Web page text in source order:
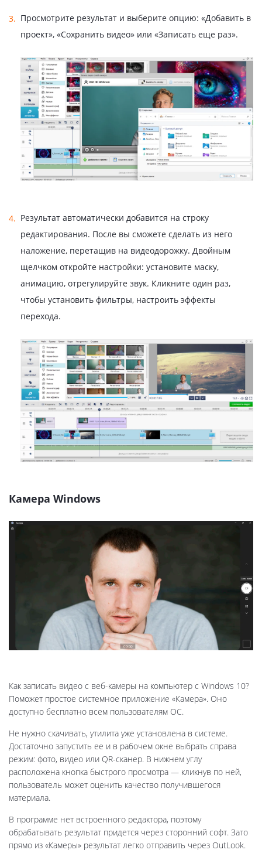
Просмотрите результат и выберите опцию: «Добавить в
проект», «Сохранить видео» или «Записать еще раз».
Результат автоматически добавится на строку
редактирования. После вы сможете сделать из него
наложение, перетащив на видеодорожку. Двойным
щелчком откройте настройки: установите маску,
анимацию, отрегулируйте звук. Кликните один раз,
чтобы установить фильтры, настроить эффекты
перехода.
Камера Windows
Как записать видео с веб-камеры на компьютер с Windows 10?
Поможет простое системное приложение «Камера». Оно
доступно бесплатно всем пользователям ОС.
Не нужно скачивать, утилита уже установлена в системе.
Достаточно запустить ее и в рабочем окне выбрать справа
режим: фото, видео или QR-сканер. В нижнем углу
расположена кнопка быстрого просмотра — кликнув по ней,
пользователь может оценить качество получившегося
материала.
В программе нет встроенного редактора, поэтому
обрабатывать результат придется через сторонний софт. Зато
прямо из «Камеры» результат легко отправить через OutLook.